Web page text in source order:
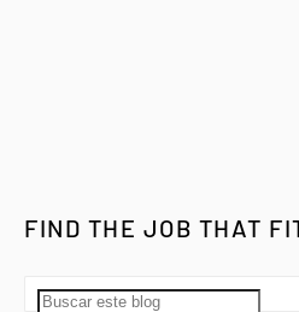
FIND THE JOB THAT